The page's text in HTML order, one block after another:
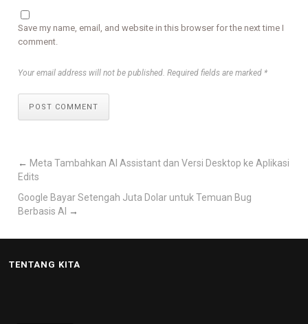
Save my name, email, and website in this browser for the next time I
comment.
Your email address will not be published. Required fields are marked *
POST COMMENT
← Meta Tambahkan AI Assistant dan Versi Desktop ke Aplikasi
Edits
Google Bayar Setengah Juta Dolar untuk Temuan Bug
Berbasis AI →
TENTANG KITA